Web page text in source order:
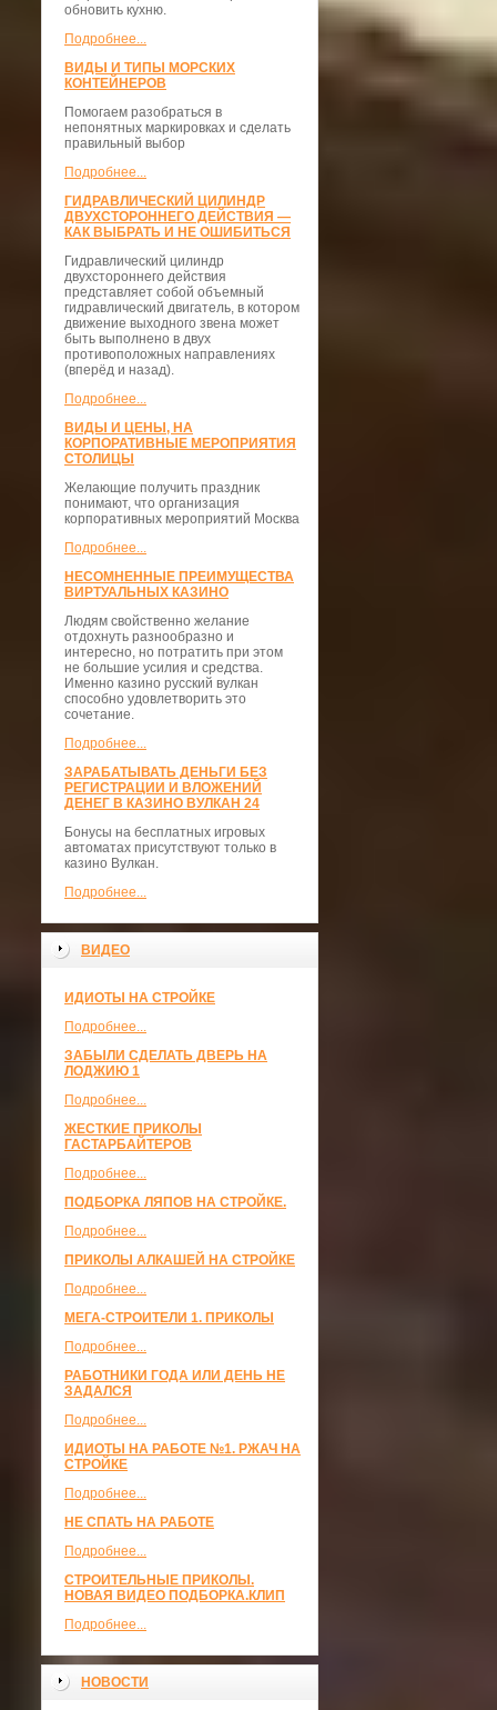
обновить кухню.
Подробнее...
ВИДЫ И ТИПЫ МОРСКИХ
КОНТЕЙНЕРОВ
Помогаем разобраться в
непонятных маркировках и сделать
правильный выбор
Подробнее...
ГИДРАВЛИЧЕСКИЙ ЦИЛИНДР
ДВУХСТОРОННЕГО ДЕЙСТВИЯ —
КАК ВЫБРАТЬ И НЕ ОШИБИТЬСЯ
Гидравлический цилиндр
двухстороннего действия
представляет собой объемный
гидравлический двигатель, в котором
движение выходного звена может
быть выполнено в двух
противоположных направлениях
(вперёд и назад).
Подробнее...
ВИДЫ И ЦЕНЫ, НА
КОРПОРАТИВНЫЕ МЕРОПРИЯТИЯ
СТОЛИЦЫ
Желающие получить праздник
понимают, что организация
корпоративных мероприятий Москва
Подробнее...
НЕСОМНЕННЫЕ ПРЕИМУЩЕСТВА
ВИРТУАЛЬНЫХ КАЗИНО
Людям свойственно желание
отдохнуть разнообразно и
интересно, но потратить при этом
не большие усилия и средства.
Именно казино русский вулкан
способно удовлетворить это
сочетание.
Подробнее...
ЗАРАБАТЫВАТЬ ДЕНЬГИ БЕЗ
РЕГИСТРАЦИИ И ВЛОЖЕНИЙ
ДЕНЕГ В КАЗИНО ВУЛКАН 24
Бонусы на бесплатных игровых
автоматах присутствуют только в
казино Вулкан.
Подробнее...
ВИДЕО
ИДИОТЫ НА СТРОЙКЕ
Подробнее...
ЗАБЫЛИ СДЕЛАТЬ ДВЕРЬ НА
ЛОДЖИЮ 1
Подробнее...
ЖЕСТКИЕ ПРИКОЛЫ
ГАСТАРБАЙТЕРОВ
Подробнее...
ПОДБОРКА ЛЯПОВ НА СТРОЙКЕ.
Подробнее...
ПРИКОЛЫ АЛКАШЕЙ НА СТРОЙКЕ
Подробнее...
МЕГА-СТРОИТЕЛИ 1. ПРИКОЛЫ
Подробнее...
РАБОТНИКИ ГОДА ИЛИ ДЕНЬ НЕ
ЗАДАЛСЯ
Подробнее...
ИДИОТЫ НА РАБОТЕ №1. РЖАЧ НА
СТРОЙКЕ
Подробнее...
НЕ СПАТЬ НА РАБОТЕ
Подробнее...
СТРОИТЕЛЬНЫЕ ПРИКОЛЫ.
НОВАЯ ВИДЕО ПОДБОРКА.КЛИП
Подробнее...
НОВОСТИ